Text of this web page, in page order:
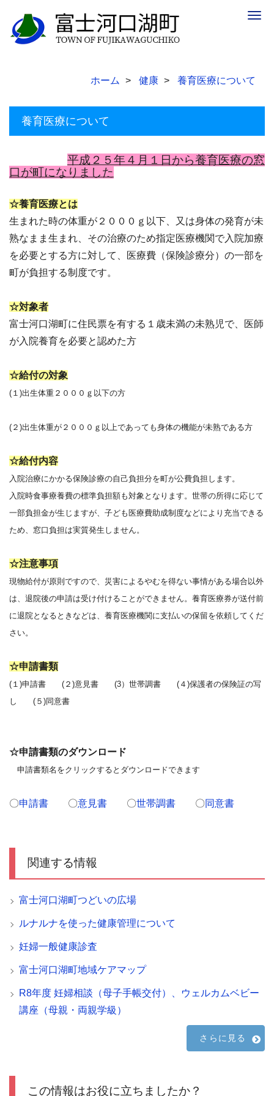
ホーム 健康 養育医療について
養育医療について
平成２５年４月１日から養育医療の窓
口が町になりました
☆養育医療とは
生まれた時の体重が２０００ｇ以下、又は身体の発育が未
熟なまま生まれ、その治療のため指定医療機関で入院加療
を必要とする方に対して、医療費（保険診療分）の一部を
町が負担する制度です。
☆対象者
富士河口湖町に住民票を有する１歳未満の未熟児で、医師
が入院養育を必要と認めた方
☆給付の対象
(１)出生体重２０００ｇ以下の方
(２)出生体重が２０００ｇ以上であっても身体の機能が未熟である方
☆給付内容
入院治療にかかる保険診療の自己負担分を町が公費負担します。
入院時食事療養費の標準負担額も対象となります。世帯の所得に応じて
一部負担金が生じますが、子ども医療費助成制度などにより充当できる
ため、窓口負担は実質発生しません。
☆注意事項
現物給付が原則ですので、災害によるやむを得ない事情がある場合以外
は、退院後の申請は受け付けることができません。養育医療券が送付前
に退院となるときなどは、養育医療機関に支払いの保留を依頼してくだ
さい。
☆申請書類
(１)申請書 (２)意見書 (3）世帯調書 (４)保護者の保険証の写
し (５)同意書
☆申請書類のダウンロード
申請書類名をクリックするとダウンロードできます
〇申請書 〇意見書 〇世帯調書 〇同意書
関連する情報
富士河口湖町つどいの広場
ルナルナを使った健康管理について
妊婦一般健康診査
富士河口湖町地域ケアマップ
R8年度 妊婦相談（母子手帳交付）、ウェルカムベビー
講座（母親・両親学級）
さらに見る
この情報はお役に立ちましたか？